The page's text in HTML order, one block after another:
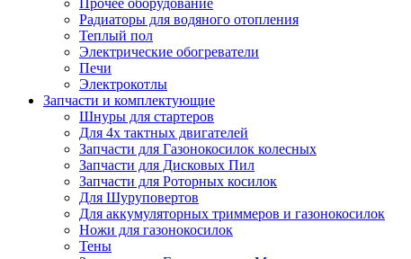
Прочее оборудование
Радиаторы для водяного отопления
Теплый пол
Электрические обогреватели
Печи
Электрокотлы
Запчасти и комплектующие
Шнуры для стартеров
Для 4х тактных двигателей
Запчасти для Газонокосилок колесных
Запчасти для Дисковых Пил
Запчасти для Роторных косилок
Для Шуруповертов
Для аккумуляторных триммеров и газонокосилок
Ножи для газонокосилок
Тены